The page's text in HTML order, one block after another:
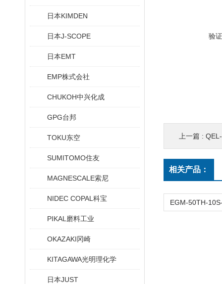
日本KIMDEN
日本J-SCOPE
日本EMT
EMP株式会社
CHUKOH中兴化成
GPG台邦
TOKU东空
SUMITOMO住友
MAGNESCALE索尼
NIDEC COPAL科宝
PIKAL磨料工业
OKAZAKI冈崎
KITAGAWA光明理化学
日本JUST
验
上一篇 :
相关产品：